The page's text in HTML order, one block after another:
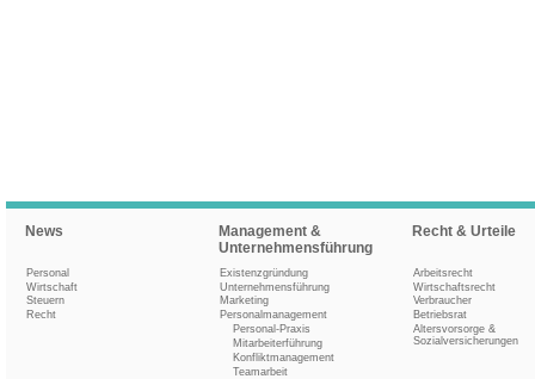
News
Personal
Wirtschaft
Steuern
Recht
Management &
Unternehmensführung
Existenzgründung
Unternehmensführung
Marketing
Personalmanagement
Personal-Praxis
Mitarbeiterführung
Konfliktmanagement
Teamarbeit
Recht & Urteile
Arbeitsrecht
Wirtschaftsrecht
Verbraucher
Betriebsrat
Altersvorsorge &
Sozialversicherungen